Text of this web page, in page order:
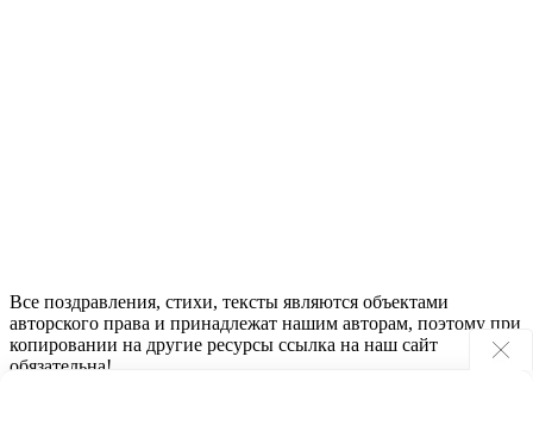
Все поздравления, стихи, тексты являются объектами
авторского права и принадлежат нашим авторам, поэтому при
копировании на другие ресурсы ссылка на наш сайт
обязательна!